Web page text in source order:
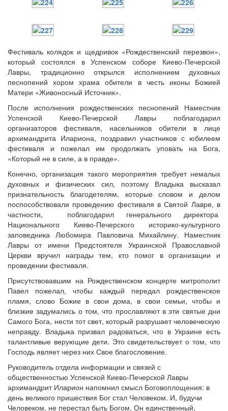
Фестиваль колядок и щедривок «Рождественский перезвон»,
который состоялся в Успенском соборе Киево-Печерской
Лавры, традиционно открылся исполнением духовных
песнопений хором храма обители в честь иконы Божией
Матери «Живоносный Источник».
После исполнения рождественских песнопений Наместник
Успенской Киево-Печерской Лавры поблагодарил
организаторов фестиваля, насельников обители в лице
архимандрита Илариона, поздравил участников с юбилеем
фестиваля и пожелал им продолжать уповать на Бога,
«Который не в силе, а в правде».
Конечно, организация такого мероприятия требует немалых
духовных и физических сил, поэтому Владыка высказал
признательность благодетелям, которые словом и делом
поспособствовали проведению фестиваля в Святой Лавре, в
частности, поблагодарил генерального директора
Национального Киево-Печерского историко-культурного
заповедника Любомира Павловича Михайлину. Наместник
Лавры от имени Предстоятеля Украинской Православной
Церкви вручил награды тем, кто помог в организации и
проведении фестиваля.
Присутствовавшим на Рождественском концерте митрополит
Павел пожелал, чтобы каждый передал рождественское
пламя, слово Божие в свои дома, в свои семьи, чтобы и
близкие задумались о том, что прославляют в эти святые дни
Самого Бога, нести тот свет, который разрушает человеческую
неправду. Владыка призвал радоваться, что в Украине есть
талантливые верующие дети. Это свидетельствует о том, что
Господь являет через них Свое благословение.
Руководитель отдела информации и связей с
общественностью Успенской Киево-Печерской Лавры
архимандрит Иларион напомнил смысл Боговоплощения: в
день великого пришествия Бог стал Человеком. И, будучи
Человеком, не перестал быть Богом. Он единственный,